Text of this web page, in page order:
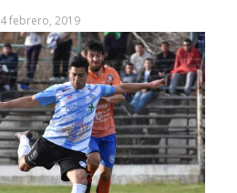
4 febrero, 2019